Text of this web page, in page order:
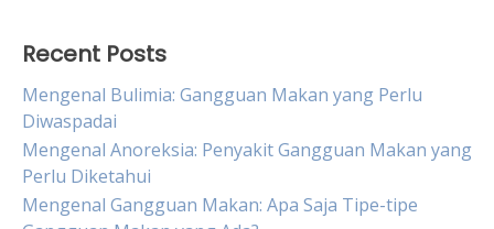
Recent Posts
Mengenal Bulimia: Gangguan Makan yang Perlu
Diwaspadai
Mengenal Anoreksia: Penyakit Gangguan Makan yang
Perlu Diketahui
Mengenal Gangguan Makan: Apa Saja Tipe-tipe